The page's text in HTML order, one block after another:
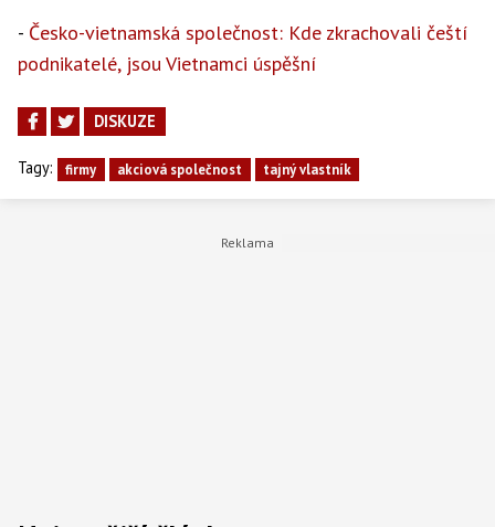
- Česko-vietnamská společnost: Kde zkrachovali čeští
podnikatelé, jsou Vietnamci úspěšní
DISKUZE
Tagy: firmy akciová společnost tajný vlastník